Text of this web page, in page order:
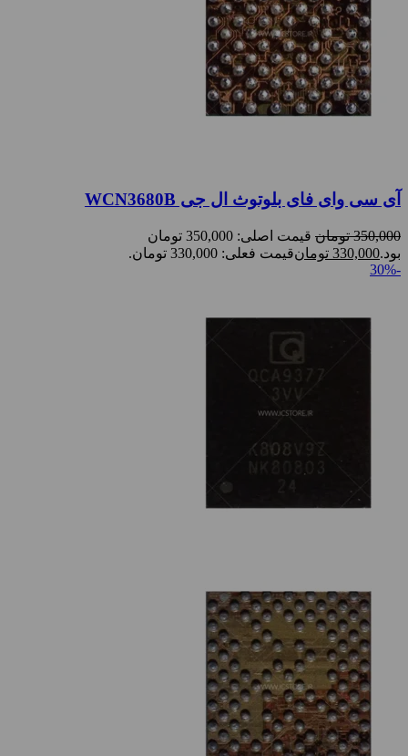
آی سی وای فای بلوتوث ال جی WCN3680B
350,000 تومان
قیمت اصلی: 350,000 تومان
بود.330,000 تومانقیمت فعلی: 330,000 تومان.
-30%